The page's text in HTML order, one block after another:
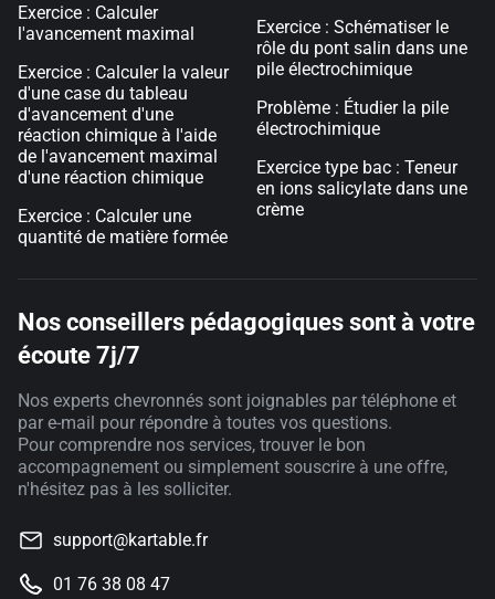
Exercice : Calculer
l'avancement maximal
Exercice : Calculer la valeur
d'une case du tableau
d'avancement d'une
réaction chimique à l'aide
de l'avancement maximal
d'une réaction chimique
Exercice : Calculer une
quantité de matière formée
Exercice : Schématiser le
rôle du pont salin dans une
pile électrochimique
Problème : Étudier la pile
électrochimique
Exercice type bac : Teneur
en ions salicylate dans une
crème
Nos conseillers pédagogiques sont à votre
écoute 7j/7
Nos experts chevronnés sont joignables par téléphone et
par e-mail pour répondre à toutes vos questions.
Pour comprendre nos services, trouver le bon
accompagnement ou simplement souscrire à une offre,
n'hésitez pas à les solliciter.
support@kartable.fr
01 76 38 08 47